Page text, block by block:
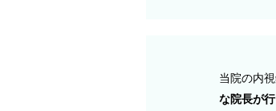
当院の内
な院長が行